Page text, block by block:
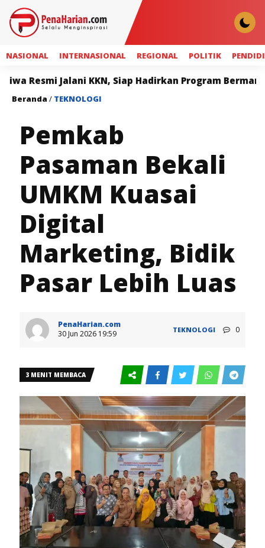
NASIONAL INTERNASIONAL REGIONAL POLITIK
KKN, Siap Hadirkan Program Bermanfaat bagi
Beranda / TEKNOLOGI
Pemkab
Pasaman Bekali
UMKM Kuasai
Digital
Marketing, Bidik
Pasar Lebih Luas
PenaHarian.com
30 Jun 2026 19:59
TEKNOLOGI 0
3 MENIT MEMBACA